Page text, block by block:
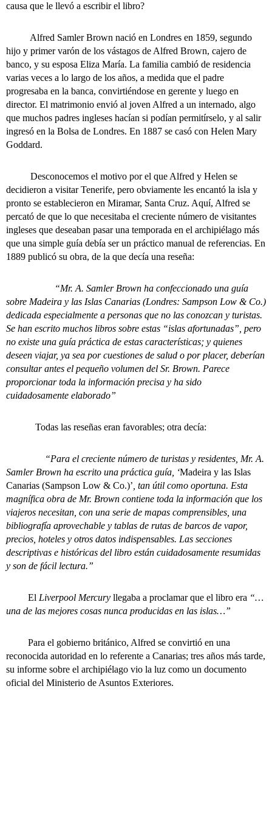
causa que le llevó a escribir el libro?
Alfred Samler Brown nació en Londres en 1859, segundo
hijo y primer varón de los vástagos de Alfred Brown, cajero de
banco, y su esposa Eliza María. La familia cambió de residencia
varias veces a lo largo de los años, a medida que el padre
progresaba en la banca, convirtiéndose en gerente y luego en
director. El matrimonio envió al joven Alfred a un internado, algo
que muchos padres ingleses hacían si podían permitírselo, y al salir
ingresó en la Bolsa de Londres. En 1887 se casó con Helen Mary
Goddard.
Desconocemos el motivo por el que Alfred y Helen se
decidieron a visitar Tenerife, pero obviamente les encantó la isla y
pronto se establecieron en Miramar, Santa Cruz. Aquí, Alfred se
percató de que lo que necesitaba el creciente número de visitantes
ingleses que deseaban pasar una temporada en el archipiélago más
que una simple guía debía ser un práctico manual de referencias. En
1889 publicó su obra, de la que decía una reseña:
“Mr. A. Samler Brown ha confeccionado una guía
sobre Madeira y las Islas Canarias (Londres: Sampson Low & Co.)
dedicada especialmente a personas que no las conozcan y turistas.
Se han escrito muchos libros sobre estas “islas afortunadas”, pero
no existe una guía práctica de estas características; y quienes
deseen viajar, ya sea por cuestiones de salud o por placer, deberían
consultar antes el pequeño volumen del Sr. Brown. Parece
proporcionar toda la información precisa y ha sido
cuidadosamente elaborado”
Todas las reseñas eran favorables; otra decía:
“Para el creciente número de turistas y residentes, Mr. A.
Samler Brown ha escrito una práctica guía, ‘Madeira y las Islas
Canarias (Sampson Low & Co.)’ , tan útil como oportuna. Esta
magnífica obra de Mr. Brown contiene toda la información que los
viajeros necesitan, con una serie de mapas comprensibles, una
bibliografía aprovechable y tablas de rutas de barcos de vapor,
precios, hoteles y otros datos indispensables. Las secciones
descriptivas e históricas del libro están cuidadosamente resumidas
y son de fácil lectura.”
El Liverpool Mercury llegaba a proclamar que el libro era “…
una de las mejores cosas nunca producidas en las islas…”
Para el gobierno británico, Alfred se convirtió en una
reconocida autoridad en lo referente a Canarias; tres años más tarde,
su informe sobre el archipiélago vio la luz como un documento
oficial del Ministerio de Asuntos Exteriores.